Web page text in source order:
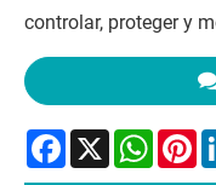
controlar, proteger y
Facebook
X